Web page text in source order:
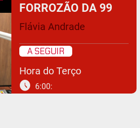
FORROZÃO DA 99
Flávia Andrade
A SEGUIR
Hora do Terço
schedule 6:00: